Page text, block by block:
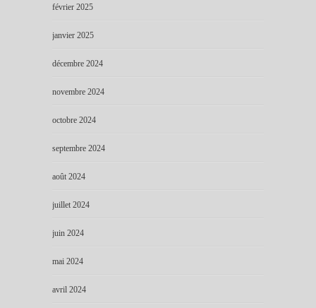
février 2025
janvier 2025
décembre 2024
novembre 2024
octobre 2024
septembre 2024
août 2024
juillet 2024
juin 2024
mai 2024
avril 2024